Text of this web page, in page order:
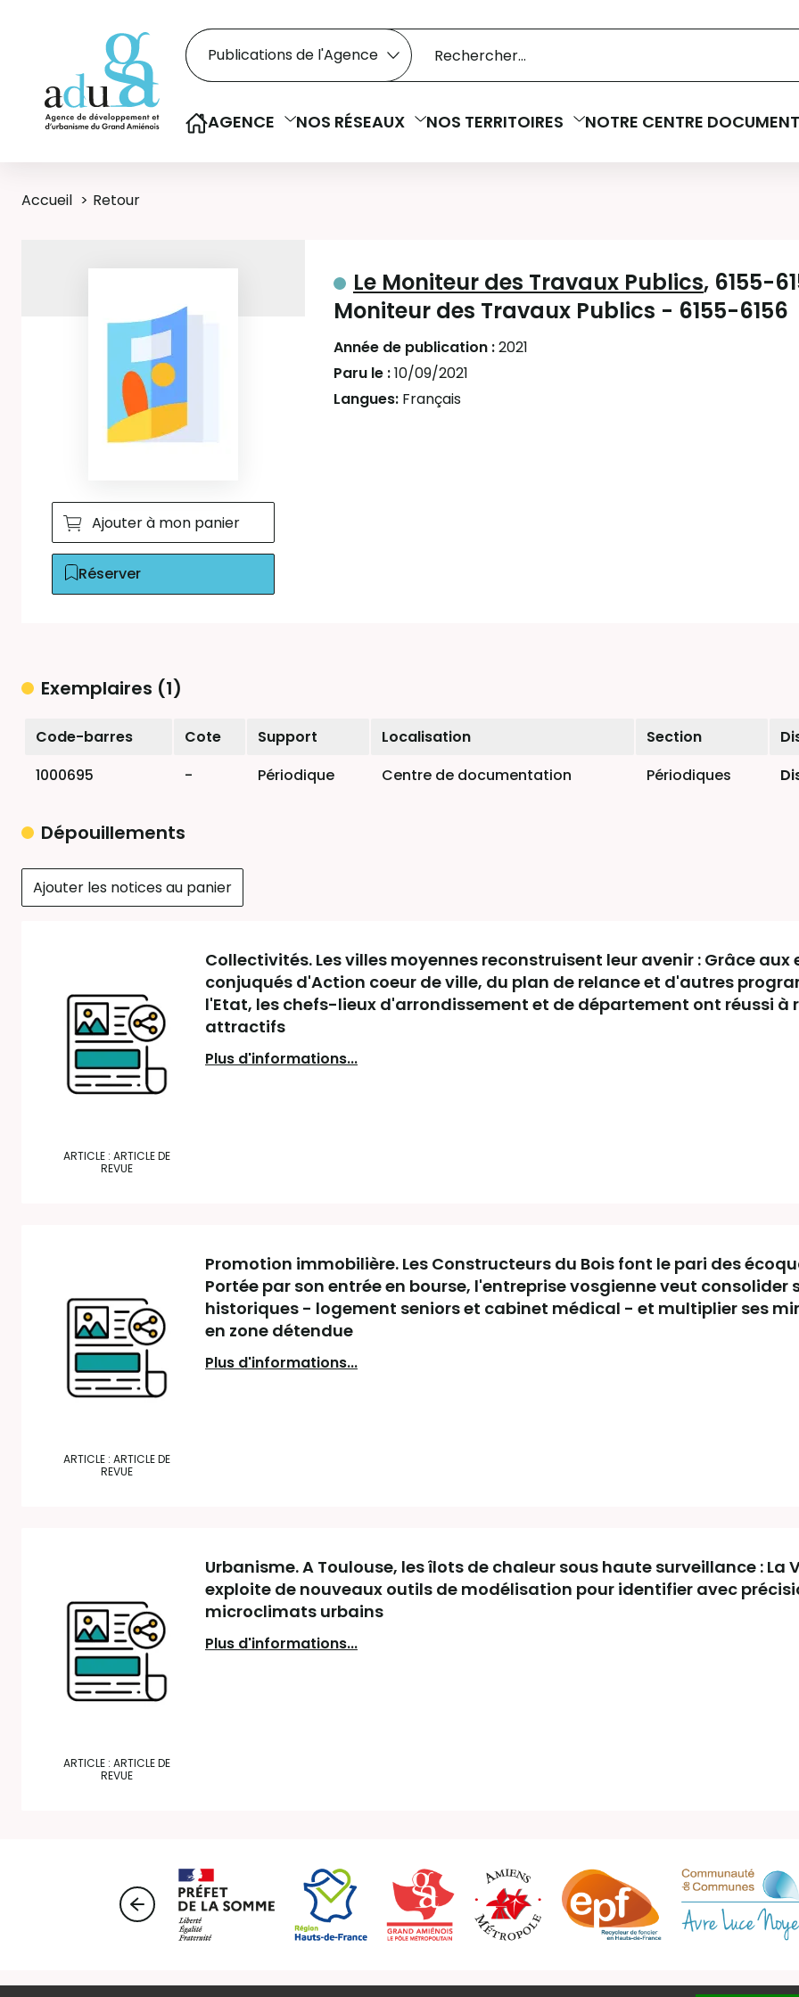
Rechercher dans le catalogue
Recherche
Sélectionner le type de la recherche
AGENCE NOS RÉSEAUX NOS TERRITOIRES NOTRE CENTRE
Accueil Retour
Ajouter à mon panier
Réserver
Le Moniteur des Travaux Publics, 6155-
Moniteur des Travaux Publics - 6155-6156
Année de publication :2021
Paru le :10/09/2021
Langues: Français
Exemplaires (1)
Liste des exemplaires
Code-barres Cote Support Localisation Section
1000695
- Périodique Centre de documentation Périodiques
Dépouillements
Ajouter les notices au panier
ARTICLE : ARTICLE DE
REVUE
Collectivités. Les villes moyennes reconstruisent leur avenir : Grâce aux
conjuqués d'Action coeur de ville, du plan de relance et d'autres
l'Etat, les chefs-lieux d'arrondissement et de département ont réussi à
attractifs
Plus d'informations...
ARTICLE : ARTICLE DE
REVUE
Promotion immobilière. Les Constructeurs du Bois font le pari des
Portée par son entrée en bourse, l'entreprise vosgienne veut consolider
historiques - logement seniors et cabinet médical - et multiplier ses
en zone détendue
Plus d'informations...
ARTICLE : ARTICLE DE
REVUE
Urbanisme. A Toulouse, les îlots de chaleur sous haute surveillance : La
exploite de nouveaux outils de modélisation pour identifier avec
microclimats urbains
Plus d'informations...